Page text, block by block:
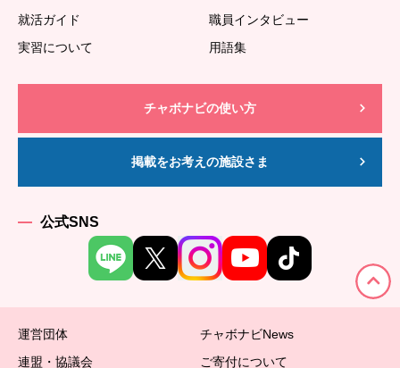
就活ガイド
職員インタビュー
実習について
用語集
チャボナビの使い方
掲載をお考えの施設さま
公式SNS
運営団体
チャボナビNews
連盟・協議会
ご寄付について